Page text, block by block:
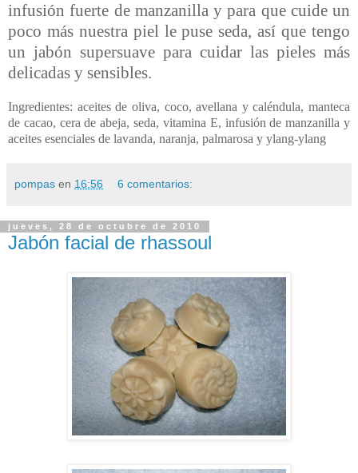
infusión fuerte de manzanilla y para que cuide un
poco más nuestra piel le puse seda, así que tengo
un jabón supersuave para cuidar las pieles más
delicadas y sensibles.
Ingredientes: aceites de oliva, coco, avellana y caléndula, manteca
de cacao, cera de abeja, seda, vitamina E, infusión de manzanilla y
aceites esenciales de lavanda, naranja, palmarosa y ylang-ylang
pompas en 16:56 6 comentarios:
jueves, 28 de octubre de 2010
Jabón facial de rhassoul